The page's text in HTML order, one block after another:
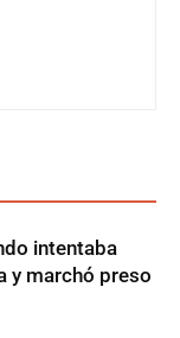
intentaba
y marchó preso